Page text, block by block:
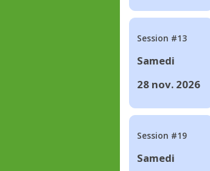
Session #13
Samedi
28 nov. 2026
Session #19
Samedi